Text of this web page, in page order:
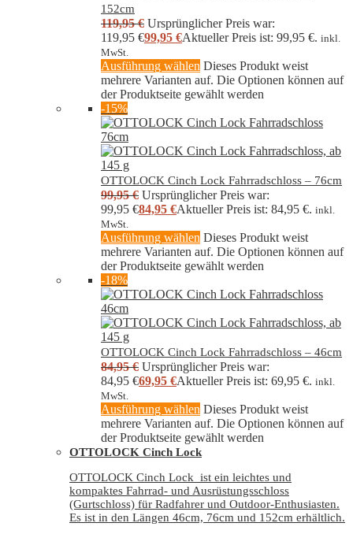
152cm
119,95€ Ursprünglicher Preis war:
119,95 €99,95 €Aktueller Preis ist: 99,95 €. inkl.
MwSt.
Ausführung wählen Dieses Produkt weist
mehrere Varianten auf. Die Optionen können auf
der Produktseite gewählt werden
-15%
OTTOLOCK Cinch Lock Fahrradschloss – 76cm
99,95€ Ursprünglicher Preis war:
99,95 €84,95 €Aktueller Preis ist: 84,95 €. inkl.
MwSt.
Ausführung wählen Dieses Produkt weist
mehrere Varianten auf. Die Optionen können auf
der Produktseite gewählt werden
-18%
OTTOLOCK Cinch Lock Fahrradschloss – 46cm
84,95€ Ursprünglicher Preis war:
84,95 €69,95 €Aktueller Preis ist: 69,95 €. inkl.
MwSt.
Ausführung wählen Dieses Produkt weist
mehrere Varianten auf. Die Optionen können auf
der Produktseite gewählt werden
OTTOLOCK Cinch Lock
OTTOLOCK Cinch Lock ist ein leichtes und
kompaktes Fahrrad- und Ausrüstungsschloss
(Gurtschloss) für Radfahrer und Outdoor-Enthusiasten.
Es ist in den Längen 46cm, 76cm und 152cm erhältlich.